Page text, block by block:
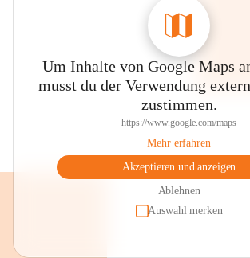
Um Inhalte von Google Maps
musst du der Verwendung
zustimmen.
https://www.google.com/maps
Mehr erfahren
Akzeptieren und anzeigen
Ablehnen
Auswahl merken